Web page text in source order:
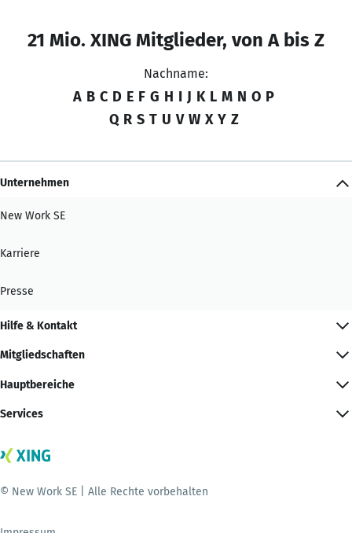
21 Mio. XING Mitglieder, von A bis Z
Nachname:
A B C D E F G H I J K L M N O P
Q R S T U V W X Y Z
Unternehmen
New Work SE
Karriere
Presse
Hilfe & Kontakt
Mitgliedschaften
Hauptbereiche
Services
© New Work SE | Alle Rechte vorbehalten